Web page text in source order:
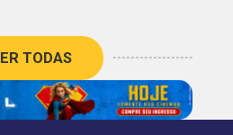
TODAS